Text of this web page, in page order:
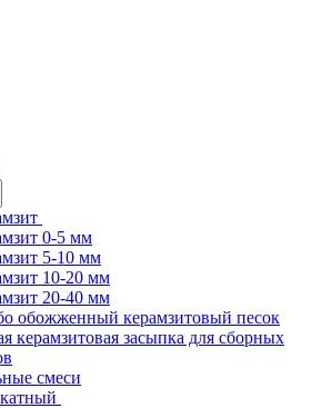
0-5 мм
5-10 мм
10-20 мм
20-40 мм
обожженный керамзитовый песок
керамзитовая засыпка для сборных
смеси